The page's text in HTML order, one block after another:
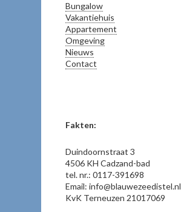
Bungalow
Vakantiehuis
Appartement
Omgeving
Nieuws
Contact
Fakten:
Duindoornstraat 3
4506 KH Cadzand-bad
tel. nr.: 0117-391698
Email: info@blauwezeedistel.nl
KvK Terneuzen 21017069